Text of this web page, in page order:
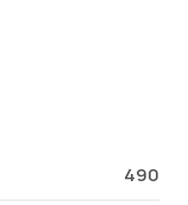
490